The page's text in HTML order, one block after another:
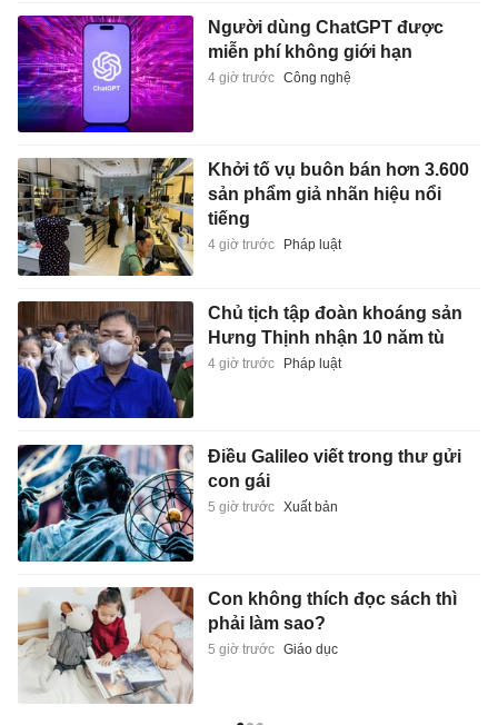
Người dùng ChatGPT được
miễn phí không giới hạn
4 giờ trước Công nghệ
Khởi tố vụ buôn bán hơn 3.600
sản phẩm giả nhãn hiệu nổi
tiếng
4 giờ trước Pháp luật
Chủ tịch tập đoàn khoáng sản
Hưng Thịnh nhận 10 năm tù
4 giờ trước Pháp luật
Điều Galileo viết trong thư gửi
con gái
5 giờ trước Xuất bản
Con không thích đọc sách thì
phải làm sao?
5 giờ trước Giáo dục